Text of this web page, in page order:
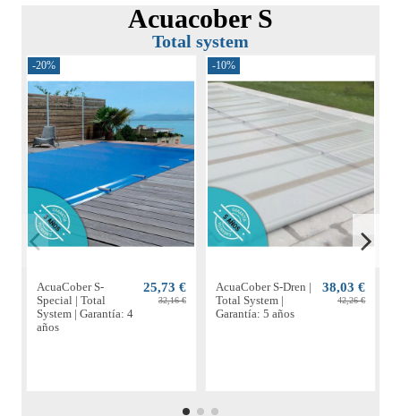
Acuacober S
Total system
-20%
AcuaCober S-
Special | Total
System | Garantía: 4
años
25,73 €
32,16 €
-10%
AcuaCober S-Dren |
Total System |
Garantía: 5 años
38,03 €
42,26 €